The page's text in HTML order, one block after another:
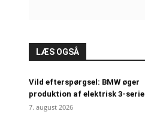
LÆS OGSÅ
Vild efterspørgsel: BMW øger
produktion af elektrisk 3-serie
7. august 2026